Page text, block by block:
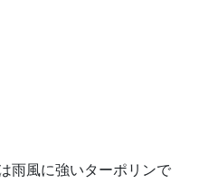
雨風に強いターポリンで